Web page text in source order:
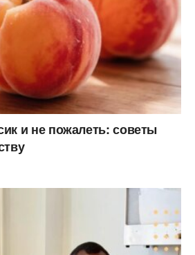
и не пожалеть: советы